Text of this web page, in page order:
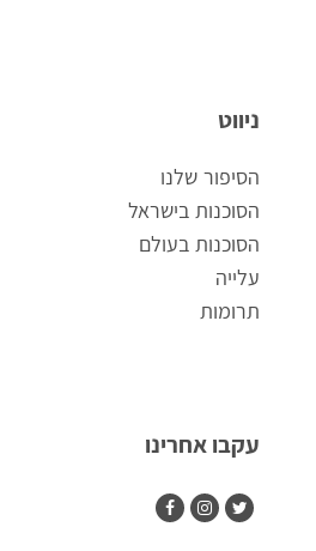
ניווט
הסיפור שלנו
הסוכנות בישראל
הסוכנות בעולם
עלייה
תרומות
עקבו אחרינו